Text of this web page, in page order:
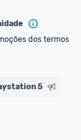
dos termos
5